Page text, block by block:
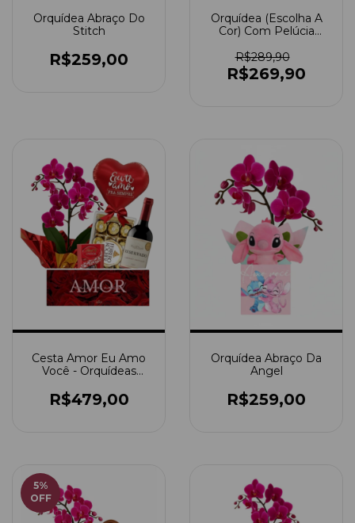
Orquídea Abraço Do
Stitch
R$259,00
Orquídea (Escolha A
Cor) Com Pelúcia
Rocher
R$289,90
R$269,90
Cesta Amor Eu Amo
Você - Orquídeas
R$479,00
Orquídea Abraço Da
Angel
R$259,00
5%
OFF